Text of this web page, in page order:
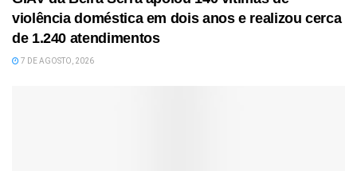
violência doméstica em dois anos e realizou cerca
de 1.240 atendimentos
7 DE AGOSTO, 2026